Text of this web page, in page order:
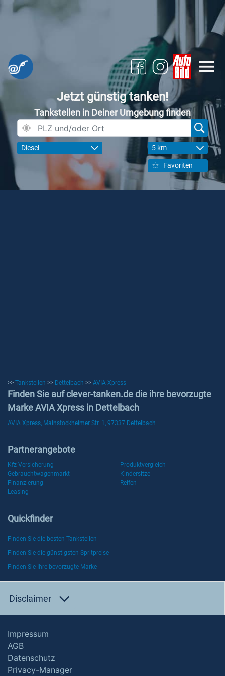
Jetzt günstig tanken!
Tankstellen in Deiner Umgebung finden
Diesel 5 km
Favoriten
>> Tankstellen >> Dettelbach >> AVIA Xpress
Finden Sie auf clever-tanken.de die ihre bevorzugte
Marke AVIA Xpress in Dettelbach
AVIA Xpress, Mainstockheimer Str. 1, 97337 Dettelbach
Partnerangebote
Kfz-Versicherung
Produktvergleich
Gebrauchtwagenmarkt
Kindersitze
Finanzierung
Reifen
Leasing
Quickfinder
Finden Sie die besten Tankstellen
Finden Sie die günstigsten Spritpreise
Finden Sie Ihre bevorzugte Marke
Disclaimer
Impressum
AGB
Datenschutz
Privacy-Manager